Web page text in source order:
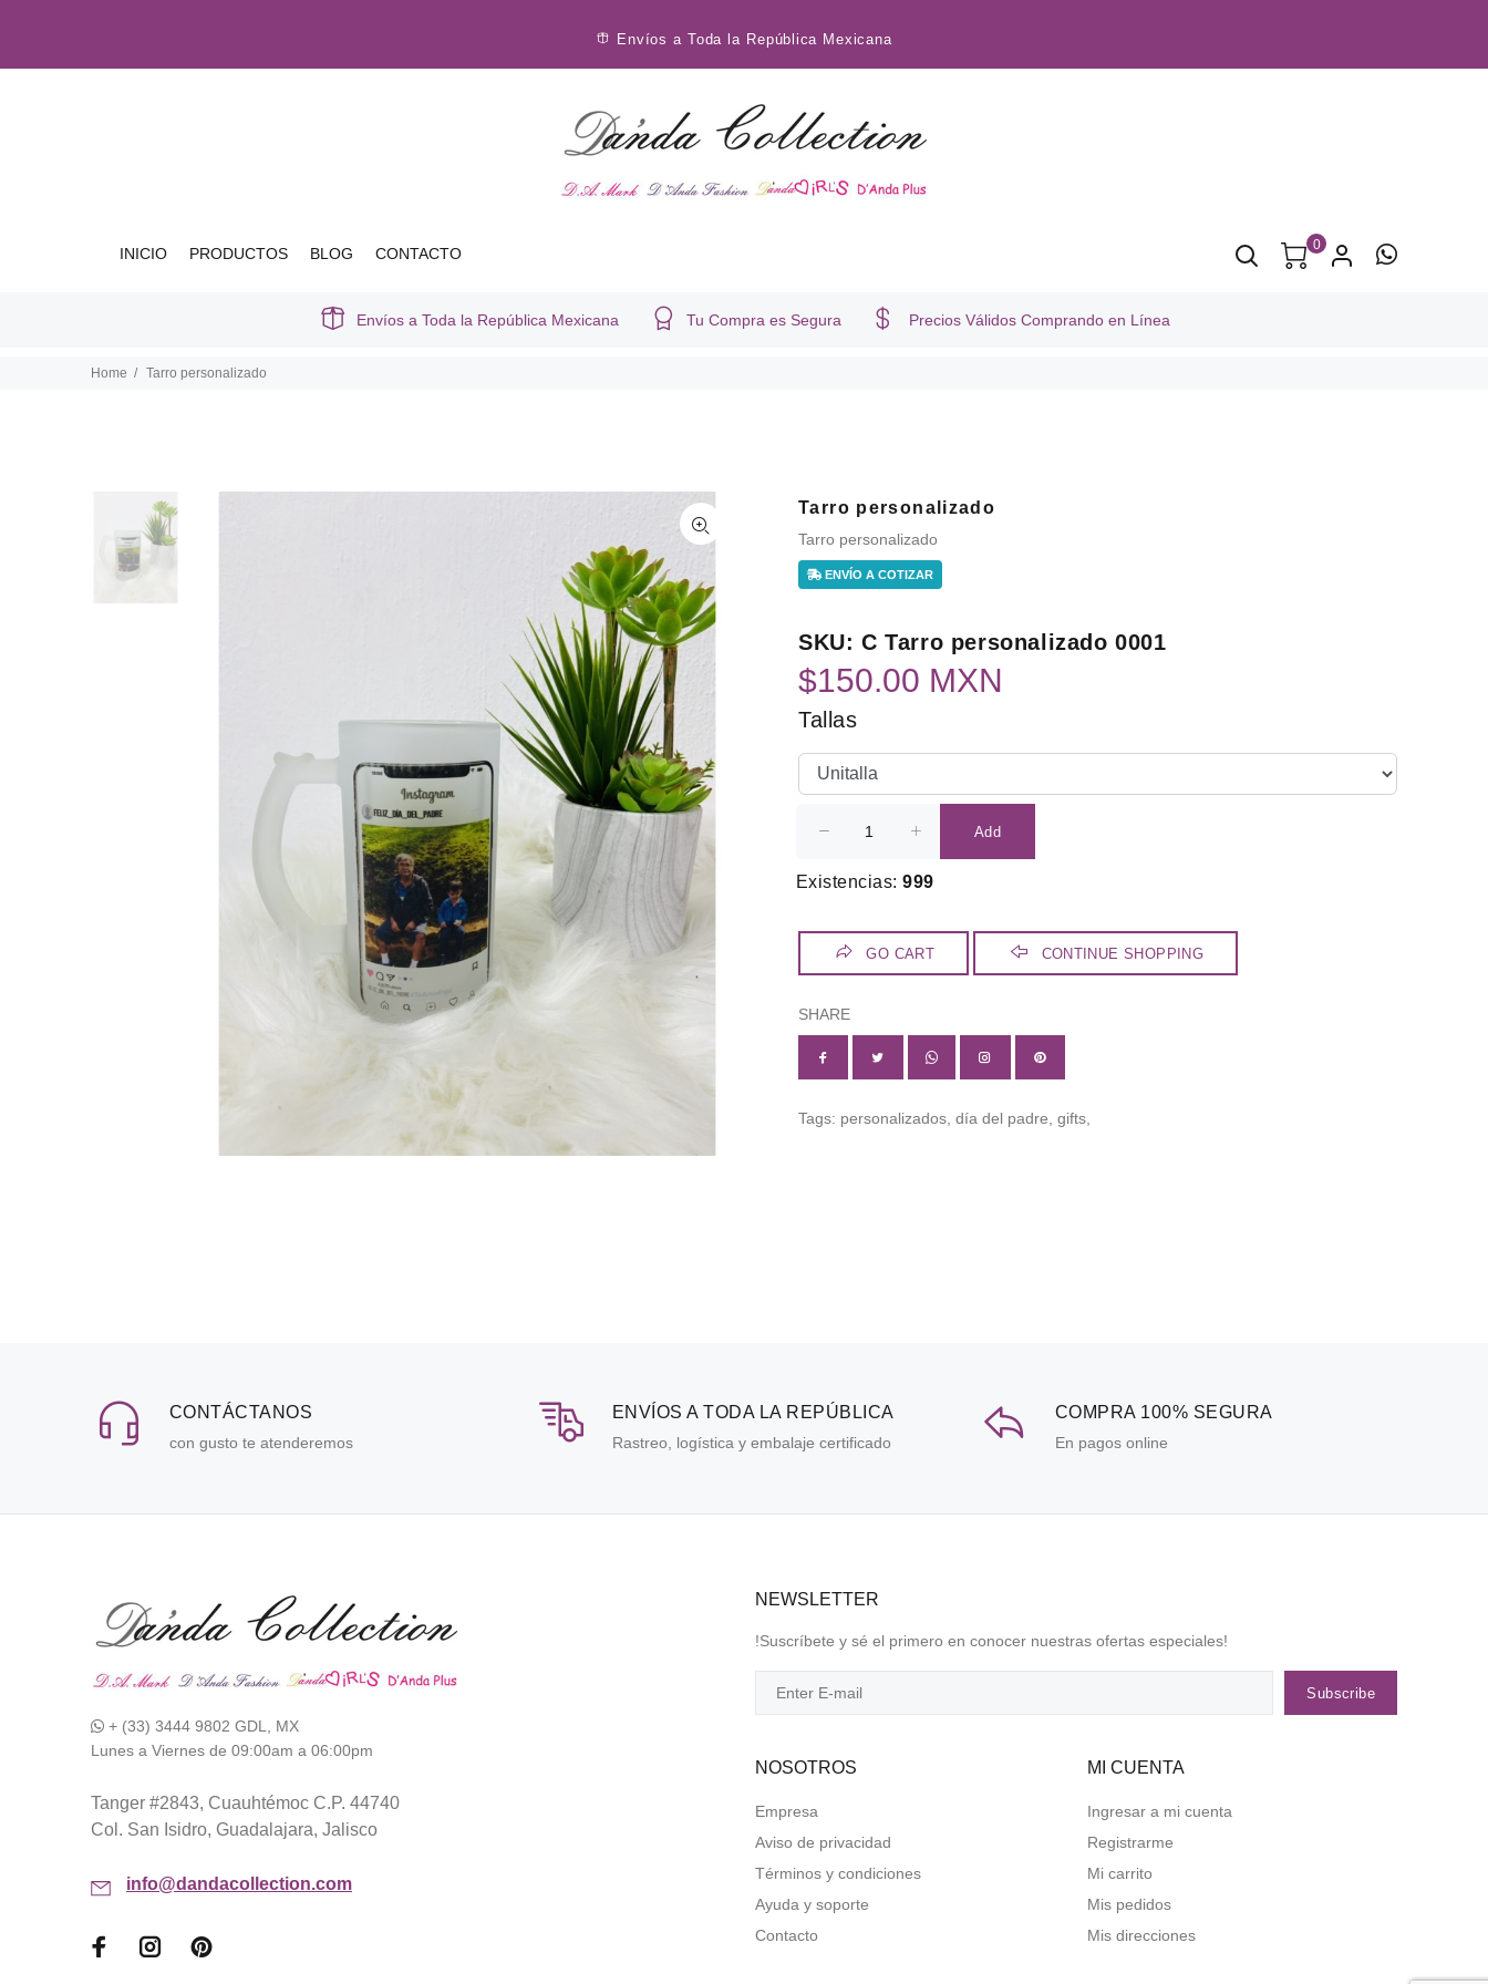
Envíos a Toda la República Mexicana
INICIO PRODUCTOS BLOG CONTACTO
0
Envíos a Toda la República Mexicana Tu Compra es Segura Precios Válidos Comprando en Línea
Home Tarro personalizado
Tarro personalizado
Tarro personalizado
ENVÍO A COTIZAR
SKU: C Tarro personalizado 0001
$150.00 MXN
Tallas
Existencias:999
Add
GO CART CONTINUE SHOPPING
SHARE
Tags: personalizados, día del padre, gifts,
CONTÁCTANOS
con gusto te atenderemos
ENVÍOS A TODA LA REPÚBLICA
Rastreo, logística y embalaje certificado
COMPRA 100% SEGURA
En pagos online
+ (33) 3444 9802 GDL, MX
Lunes a Viernes de 09:00am a 06:00pm
Tanger #2843, Cuauhtémoc C.P. 44740
Col. San Isidro, Guadalajara, Jalisco
info@dandacollection.com
NEWSLETTER
!Suscríbete y sé el primero en conocer nuestras ofertas especiales!
Subscribe
NOSOTROS
Empresa
Aviso de privacidad
Términos y condiciones
Ayuda y soporte
Contacto
MI CUENTA
Ingresar a mi cuenta
Registrarme
Mi carrito
Mis pedidos
Mis direcciones